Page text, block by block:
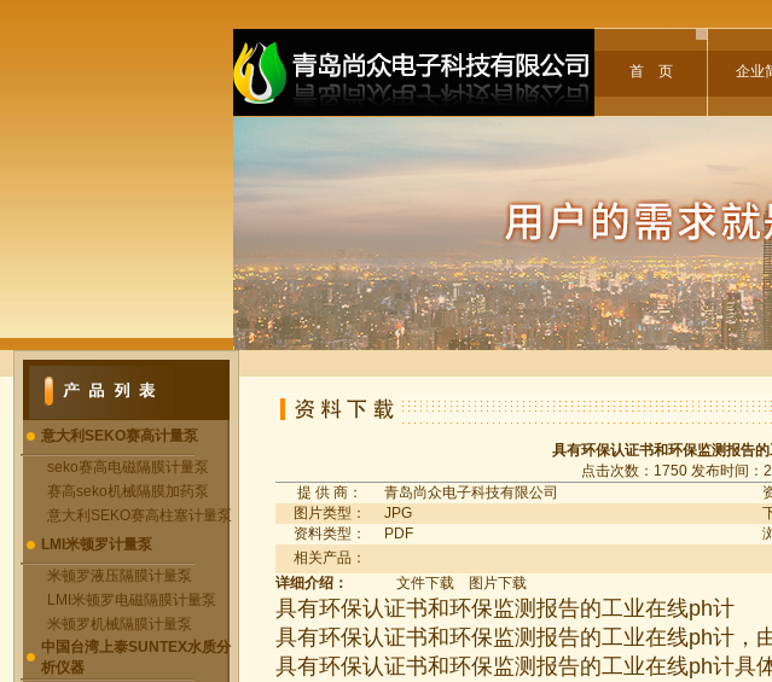
首 页 企业
意大利SEKO赛高计量泵
seko赛高电磁隔膜计量泵
赛高seko机械隔膜加药泵
意大利SEKO赛高柱塞计量泵
LMI米顿罗计量泵
米顿罗液压隔膜计量泵
LMI米顿罗电磁隔膜计量泵
米顿罗机械隔膜计量泵
中国台湾上泰SUNTEX水质分
析仪器
具有环保认证书和环保监测报告
点击次数：1750 发布时间：
提 供 商：
青岛尚众电子科技有限公司
图片类型：
JPG
资料类型：
PDF
相关产品：
详细介绍：
文件下载 图片下载
具有环保认证书和环保监测报告的工业在线ph计
具有环保认证书和环保监测报告的工业在线ph计，
具有环保认证书和环保监测报告的工业在线ph计具